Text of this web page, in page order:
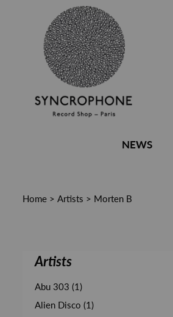
NEWS
Home > Artists > Morten B
Artists
Abu 303 (1)
Alien Disco (1)